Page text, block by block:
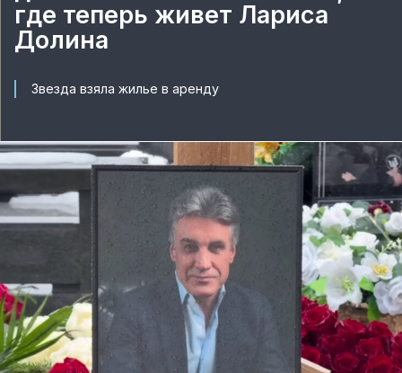
где теперь живет Лариса
Долина
Звезда взяла жилье в аренду